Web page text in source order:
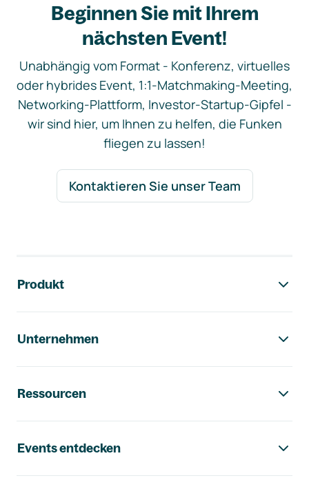
Beginnen Sie mit Ihrem
nächsten Event!
Unabhängig vom Format - Konferenz, virtuelles
oder hybrides Event, 1:1-Matchmaking-Meeting,
Networking-Plattform, Investor-Startup-Gipfel -
wir sind hier, um Ihnen zu helfen, die Funken
fliegen zu lassen!
Kontaktieren Sie unser Team
Produkt
Unternehmen
Ressourcen
Events entdecken